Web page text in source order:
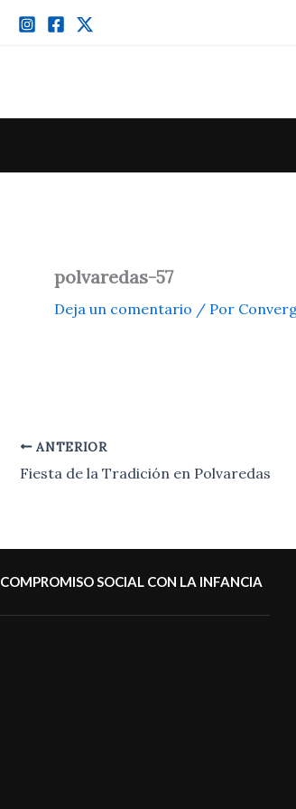
polvaredas-57
Deja un comentario / Por
ANTERIOR
Fiesta de la Tradición en Polvaredas
COMPROMISO SOCIAL CON LA INFANCIA